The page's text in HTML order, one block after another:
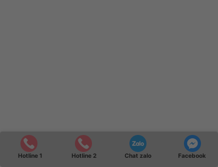
Hotline 1 Hotline 2 Chat zalo Facebook